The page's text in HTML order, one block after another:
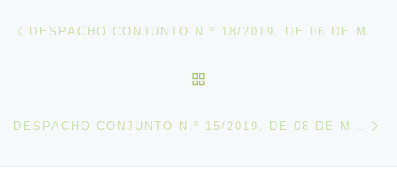
Post navigation